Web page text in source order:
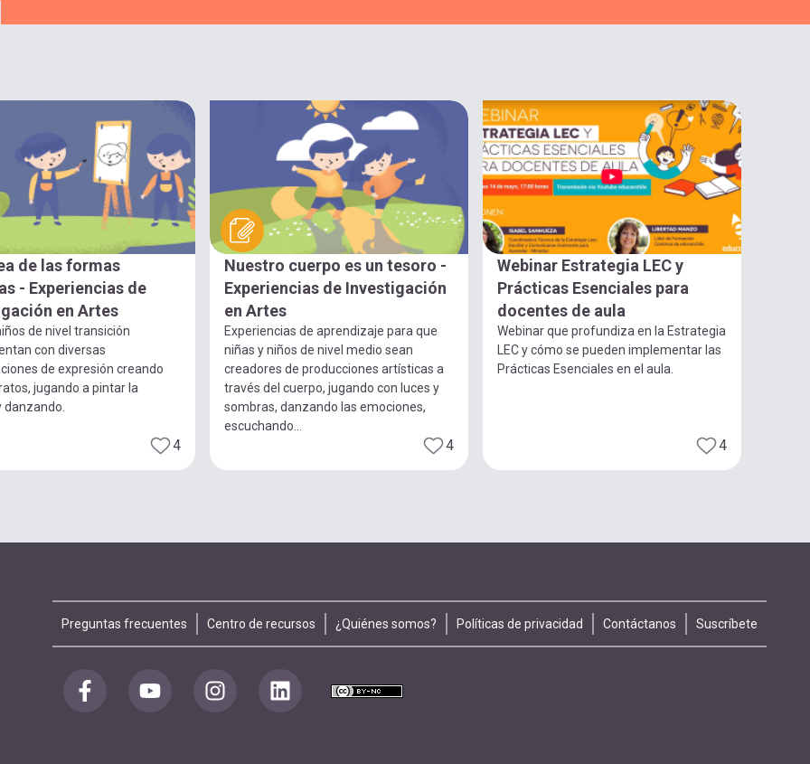
de las formas
- Experiencias de
en Artes
de nivel transición
con diversas
de expresión creando
jugando a pintar la
danzando.
4
Nuestro cuerpo es un tesoro -
Experiencias de Investigación
en Artes
Experiencias de aprendizaje para que
niñas y niños de nivel medio sean
creadores de producciones artísticas a
través del cuerpo, jugando con luces y
sombras, danzando las emociones,
escuchando...
4
Webinar Estrategia LEC y
Prácticas Esenciales para
docentes de aula
Webinar que profundiza en la Estrategia
LEC y cómo se pueden implementar las
Prácticas Esenciales en el aula.
4
Footer
menu
Preguntas frecuentes Centro de recursos ¿Quiénes somos? Políticas de privacidad Contáctanos Suscríbete
Redes